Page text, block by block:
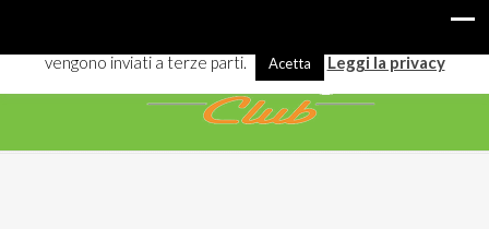
vengono inviati a terze parti.
Acetta Leggi la privacy